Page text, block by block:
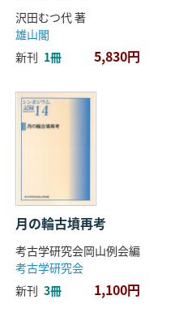
沢田むつ代 著
雄山閣
新刊 1冊 5,830円
月の輪古墳再考
考古学研究会岡山例会編
考古学研究会
新刊 3冊 1,100円